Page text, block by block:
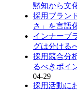
黙知から文
採用ブラン
さ」を言語
インナーブ
グは分ける
採用競合分
るべきポイ
04-29
採用活動に